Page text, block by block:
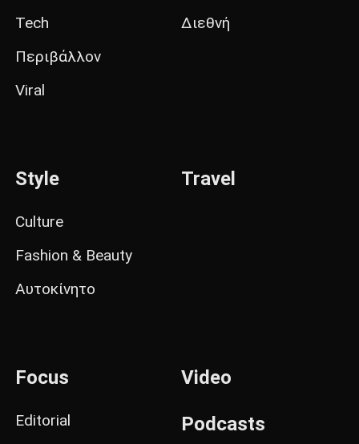
Tech
Περιβάλλον
Viral
Διεθνή
Style
Culture
Fashion & Beauty
Αυτοκίνητο
Travel
Focus
Editorial
Video
Podcasts